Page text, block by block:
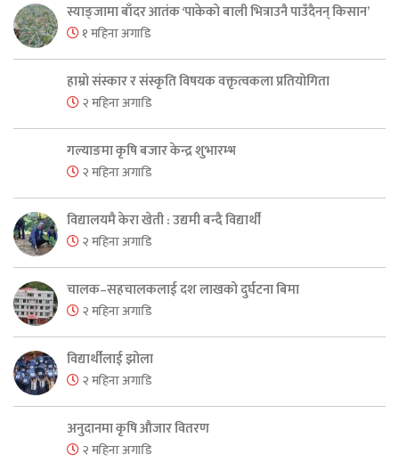
स्याङ्जामा बाँदर आतंक ‘पाकेको बाली भित्राउनै पाउँदैनन् किसान’
१ महिना अगाडि
हाम्रो संस्कार र संस्कृति विषयक वक्तृत्वकला प्रतियोगिता
२ महिना अगाडि
गल्याङमा कृषि बजार केन्द्र शुभारम्भ
२ महिना अगाडि
विद्यालयमै केरा खेती : उद्यमी बन्दै विद्यार्थी
२ महिना अगाडि
चालक–सहचालकलाई दश लाखको दुर्घटना बिमा
२ महिना अगाडि
विद्यार्थीलाई झोला
२ महिना अगाडि
अनुदानमा कृषि औजार वितरण
२ महिना अगाडि